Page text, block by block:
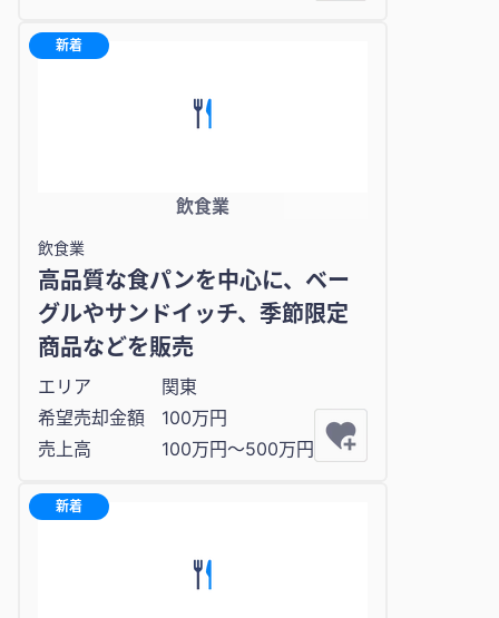
新着
飲食業
飲食業
高品質な食パンを中心に、ベー
グルやサンドイッチ、季節限定
商品などを販売
エリア
関東
希望売却金額
100万円
売上高
100万円〜500万円
新着